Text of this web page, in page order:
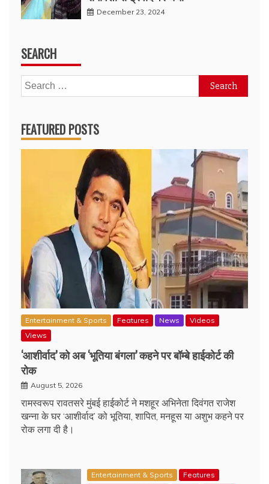
December 23, 2024
SEARCH
Search
for:
FEATURED POSTS
Entertainment & Sports Features News
Videos
Views
‘आशीर्वाद’ को अब ‘भूतिया बंगला’ कहने पर बॉम्बे हाईकोर्ट की
रोक
August 5, 2026
रामस्वरूप रावतसरे मुंबई हाईकोर्ट ने मशहूर अभिनेता दिवंगत राजेश
खन्ना के घर ‘आशीर्वाद’ को भूतिया, शापित, मनहूस या अशुभ कहने पर
रोक लगा दी है।
Entertainment & Sports
Features